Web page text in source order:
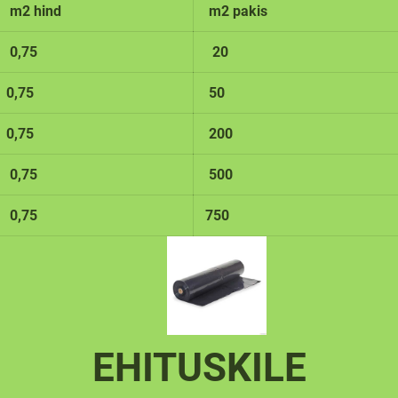
m2 hind m2 pakis
0,75 20
0,75 50
0,75 200
0,75 500
0,75 750
EHITUSKILE